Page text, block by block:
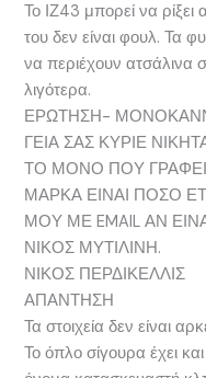
Το ΙΖ43 μπορεί να
του δεν είναι φουλ. Τα
να περιέχουν ατσάλινα
λιγότερα.
ΕΡΩΤΗΣΗ-
ΓΕΙΑ ΣΑΣ ΚΥΡΙΕ
ΤΟ ΜΟΝΟ ΠΟΥ ΓΡΑΦΕΙ
ΜΑΡΚΑ ΕΙΝΑΙ ΠΟΣΟ
ΜΟΥ ΜΕ EMAIL ΑΝ
ΝΙΚΟΣ ΜΥΤΙΛΙΝΗ.
ΝΙΚΟΣ ΠΕΡΔΙΚΕΛΛΙΣ
ΑΠΑΝΤΗΣΗ
Τα στοιχεία δεν είναι
Το όπλο σίγουρα έχει